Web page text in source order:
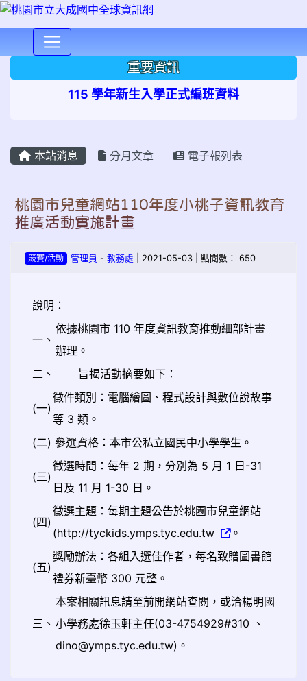
重要資訊
115 學年新生入學正式編班資料
本站消息 分月文章 電子報列表
桃園市兒童網站110年度小桃子資訊教育
推廣活動實施計畫
競賽/活動 管理員 - 教務處 | 2021-05-03 | 點閱數： 650
說明：
一、
依據桃園市 110 年度資訊教育推動細部計畫
辦理。
二、
旨揭活動摘要如下：
(一)
徵件類別：電腦繪圖、程式設計與數位說故事
等 3 類。
(二) 參選資格：本市公私立國民中小學學生。
(三)
徵選時間：每年 2 期，分別為 5 月 1 日-31
日及 11 月 1-30 日。
(四)
徵選主題：每期主題公告於桃園市兒童網站
(http://tyckids.ymps.tyc.edu.tw
。
(五)
獎勵辦法：各組入選佳作者，每名致贈圖書館
禮券新臺幣 300 元整。
三、
本案相關訊息請至前開網站查閱，或洽楊明國
小學務處徐玉軒主任(03-4754929#310 、
dino@ymps.tyc.edu.tw)。